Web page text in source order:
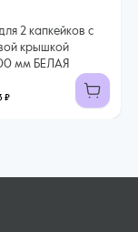
2 капкейков с
крышкой
мм БЕЛАЯ
₽